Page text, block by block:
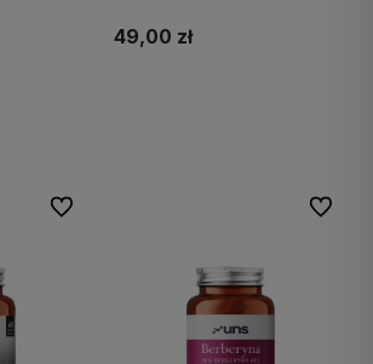
49,00 zł
Do ulubionych Do